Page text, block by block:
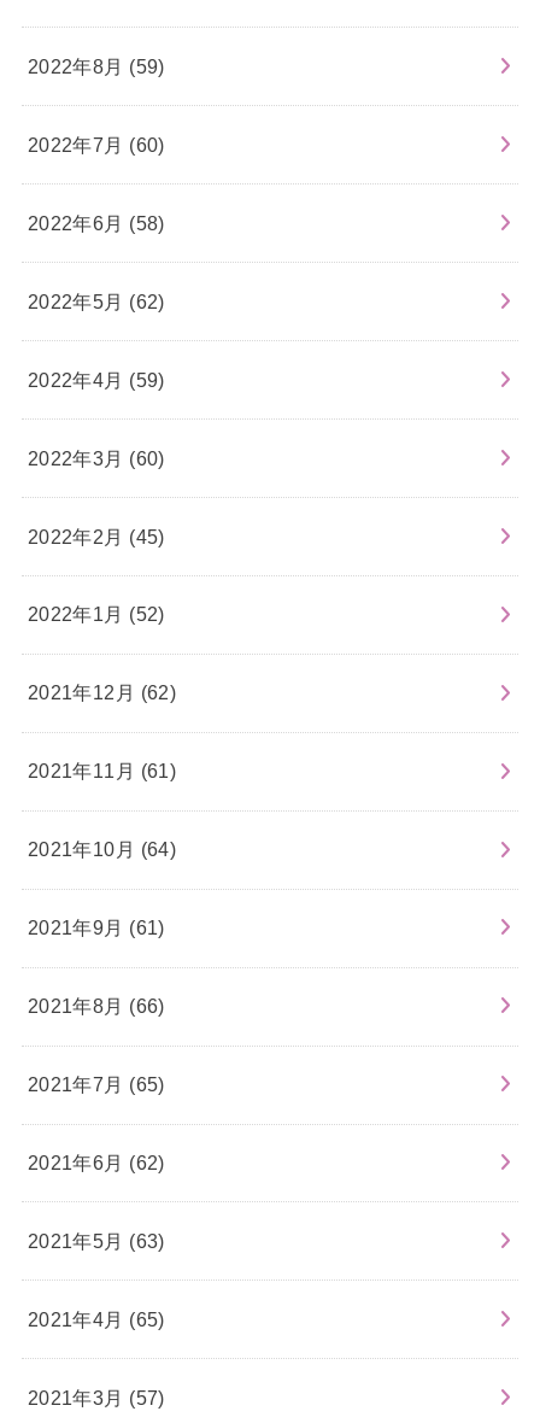
2022年8月 (59)
2022年7月 (60)
2022年6月 (58)
2022年5月 (62)
2022年4月 (59)
2022年3月 (60)
2022年2月 (45)
2022年1月 (52)
2021年12月 (62)
2021年11月 (61)
2021年10月 (64)
2021年9月 (61)
2021年8月 (66)
2021年7月 (65)
2021年6月 (62)
2021年5月 (63)
2021年4月 (65)
2021年3月 (57)